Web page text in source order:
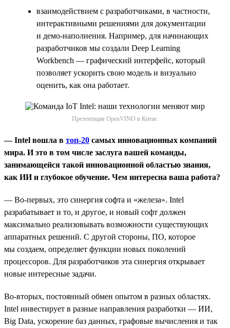
взаимодействием с разработчиками, в частности,
интерактивными решениями для документации
и демо-наполнения. Например, для начинающих
разработчиков мы создали Deep Learning
Workbench — графический интерфейс, который
позволяет ускорить свою модель и визуально
оценить, как она работает.
Презентация OpenVINO в Китае.
— Intel вошла в топ-20 самых инновационных компаний
мира. И это в том числе заслуга вашей команды,
занимающейся такой инновационной областью знания,
как ИИ и глубокое обучение. Чем интересна ваша работа?
— Во-первых, это синергия софта и «железа». Intel
разрабатывает и то, и другое, и новый софт должен
максимально реализовывать возможности существующих
аппаратных решений. С другой стороны, ПО, которое
мы создаем, определяет функции новых поколений
процессоров. Для разработчиков эта синергия открывает
новые интересные задачи.
Во-вторых, постоянный обмен опытом в разных областях.
Intel инвестирует в разные направления разработки — ИИ,
Big Data, ускорение баз данных, графовые вычисления и так